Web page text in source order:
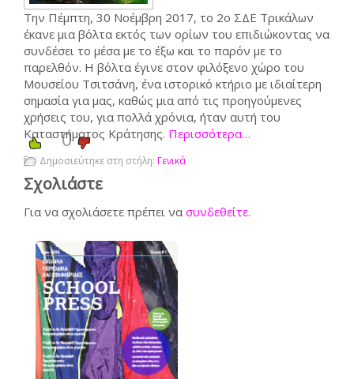
Την Πέμπτη, 30 Νοέμβρη 2017, το 2ο ΣΔΕ Τρικάλων
έκανε μια βόλτα εκτός των ορίων του επιδιώκοντας να
συνδέσει το μέσα με το έξω και το παρόν με το
παρελθόν. Η βόλτα έγινε στον φιλόξενο χώρο του
Μουσείου Τσιτσάνη, ένα ιστορικό κτήριο με ιδιαίτερη
σημασία για μας, καθώς μια από τις προηγούμενες
χρήσεις του, για πολλά χρόνια, ήταν αυτή του
Καταστήματος Κράτησης. Περισσότερα…
0
Δημοσιεύτηκε στη στήλη: Γενικά
Σχολιάστε
Για να σχολιάσετε πρέπει να συνδεθείτε.